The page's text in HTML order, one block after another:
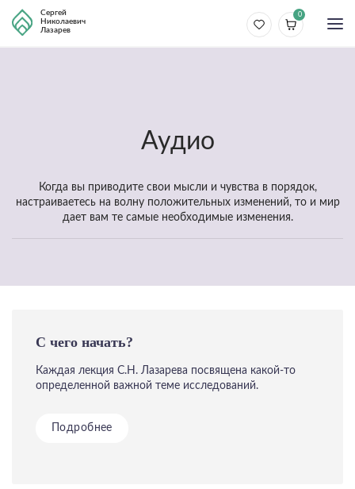
Сергей
Николаевич
Лазарев
0
Аудио
Когда вы приводите свои мысли и чувства в порядок,
настраиваетесь на волну положительных изменений, то и мир
дает вам те самые необходимые изменения.
С чего начать?
Каждая лекция С.Н. Лазарева посвящена какой-то
определенной важной теме исследований.
Подробнее